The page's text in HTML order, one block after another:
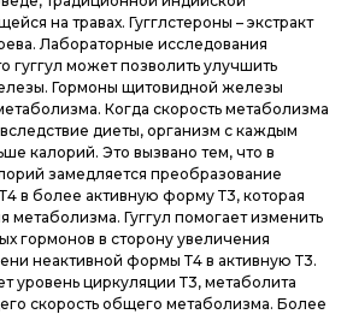
на травах. Гугглстероны – экстракт
Лабораторные исследования
гуггул может позволить улучшить
Гормоны щитовидной железы
Когда скорость метаболизма
диеты, организм с каждым
калорий. Это вызвано тем, что в
замедляется преобразование
в более активную форму Т3, которая
метаболизма. Гуггул помогает изменить
гормонов в сторону увеличения
неактивной формы Т4 в активную Т3.
уровень циркуляции Т3, метаболита
скорость общего метаболизма. Более